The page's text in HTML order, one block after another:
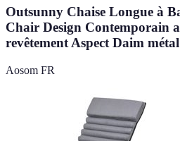
Outsunny Chaise Longue à
Chair Design Contemporain
revêtement Aspect Daim
Aosom FR